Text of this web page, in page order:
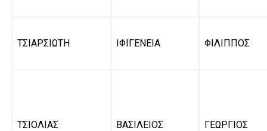
ΤΣΙΑΡΣΙΩΤΗ ΙΦΙΓΕΝΕΙΑ ΦΙΛΙΠΠΟΣ
ΤΣΙΟΛΙΑΣ ΒΑΣΙΛΕΙΟΣ ΓΕΩΡΓΙΟΣ